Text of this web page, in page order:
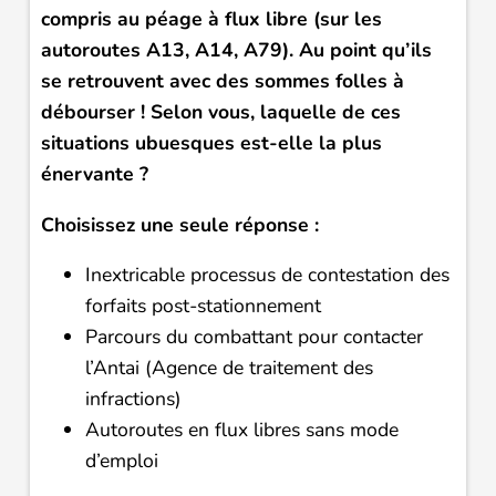
compris au péage à flux libre (sur les
autoroutes A13, A14, A79). Au point qu’ils
se retrouvent avec des sommes folles à
débourser ! Selon vous, laquelle de ces
situations ubuesques est-elle la plus
énervante ?
Choisissez une seule réponse :
Inextricable processus de contestation des
forfaits post-stationnement
Parcours du combattant pour contacter
l’Antai (Agence de traitement des
infractions)
Autoroutes en flux libres sans mode
d’emploi